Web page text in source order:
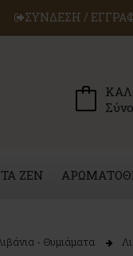
ΣΥΝΔΕΣΗ /
ZEN
- Θυμιάματα